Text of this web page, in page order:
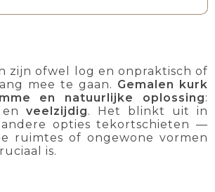
zijn ofwel log en onpraktisch of
mee te gaan. Gemalen kurk
en natuurlijke oplossing:
en veelzijdig. Het blinkt uit in
opties tekortschieten —
ruimtes of ongewone vormen
is.